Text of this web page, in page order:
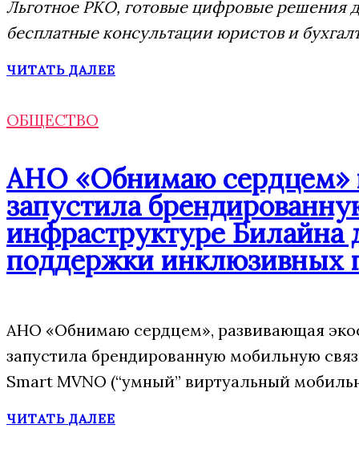
Льготное РКО, готовые цифровые решения
бесплатные консультации юристов и
ЧИТАТЬ ДАЛЕЕ
ОБЩЕСТВО
АНО «Обнимаю сердцем»
запустила
инфраструктуре Билайна
поддержки инклюзивных
АНО «Обнимаю сердцем», развивающая
запустила брендированную мобильную
Smart MVNO (“умный” виртуальный
ЧИТАТЬ ДАЛЕЕ